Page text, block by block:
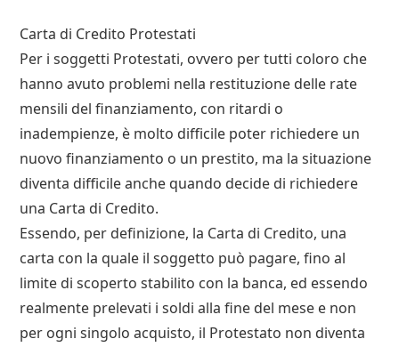
Carta di Credito Protestati
Per i soggetti Protestati, ovvero per tutti coloro che
hanno avuto problemi nella restituzione delle rate
mensili del finanziamento, con ritardi o
inadempienze, è molto difficile poter richiedere un
nuovo finanziamento o un prestito, ma la situazione
diventa difficile anche quando decide di richiedere
una Carta di Credito.
Essendo, per definizione, la Carta di Credito, una
carta con la quale il soggetto può pagare, fino al
limite di scoperto stabilito con la banca, ed essendo
realmente prelevati i soldi alla fine del mese e non
per ogni singolo acquisto, il Protestato non diventa